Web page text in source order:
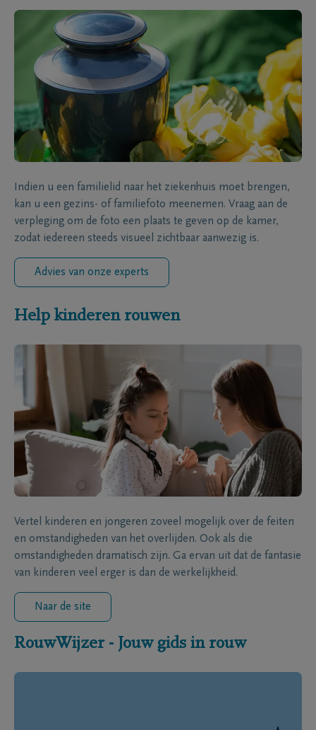
Indien u een familielid naar het ziekenhuis moet brengen,
kan u een gezins- of familiefoto meenemen. Vraag aan de
verpleging om de foto een plaats te geven op de kamer,
zodat iedereen steeds visueel zichtbaar aanwezig is.
Advies van onze experts
Help kinderen rouwen
Vertel kinderen en jongeren zoveel mogelijk over de feiten
en omstandigheden van het overlijden. Ook als die
omstandigheden dramatisch zijn. Ga ervan uit dat de fantasie
van kinderen veel erger is dan de werkelijkheid.
Naar de site
RouwWijzer - Jouw gids in rouw